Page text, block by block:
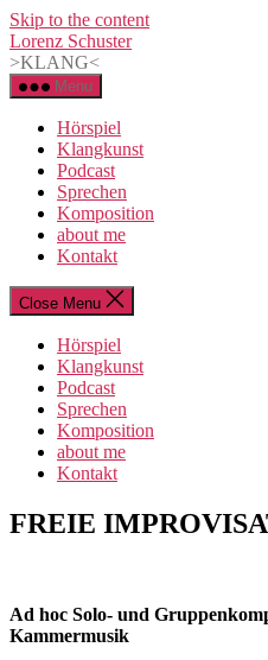
Skip to the content
Lorenz Schuster
>KLANG<
Menu
Hörspiel
Klangkunst
Podcast
Sprechen
Komposition
about me
Kontakt
Close Menu
Hörspiel
Klangkunst
Podcast
Sprechen
Komposition
about me
Kontakt
Categories
IMPROVISATION
FREIE
By
10/10/2012
Ad hoc Solo- und
Kammermusik